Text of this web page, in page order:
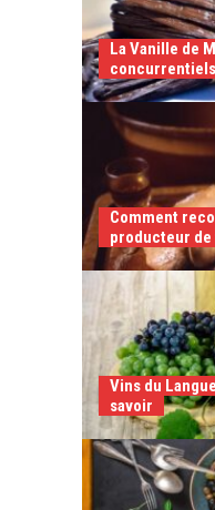
La Vanille de
concurrentiels
Comment
producteur de
Vins du
savoir